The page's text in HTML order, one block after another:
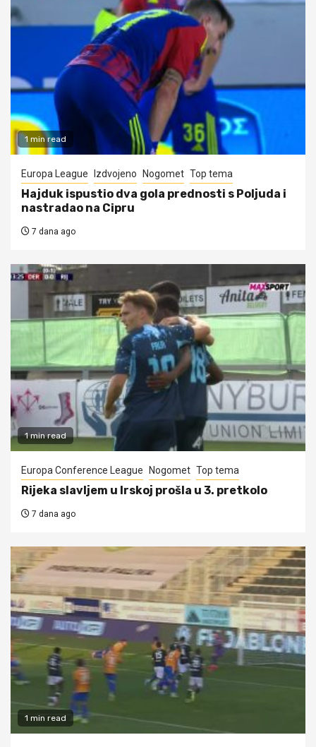
1 min read
Europa League Izdvojeno Nogomet Top tema
Hajduk ispustio dva gola prednosti s Poljuda i
nastradao na Cipru
7 dana ago
1 min read
Europa Conference League Nogomet Top tema
Rijeka slavljem u Irskoj prošla u 3. pretkolo
7 dana ago
1 min read